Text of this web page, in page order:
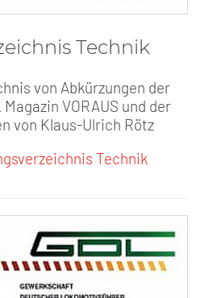
Technik
von Abkürzungen der
VORAUS und der
von Klaus-Ulrich Rötz
Technik